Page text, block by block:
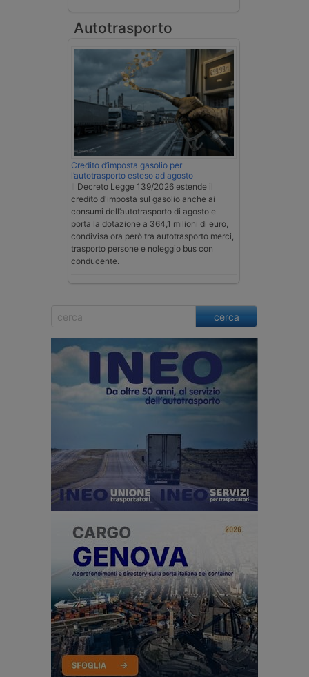
Autotrasporto
Credito d’imposta gasolio per
l’autotrasporto esteso ad agosto
Il Decreto Legge 139/2026 estende il
credito d'imposta sul gasolio anche ai
consumi dell’autotrasporto di agosto e
porta la dotazione a 364,1 milioni di euro,
condivisa ora però tra autotrasporto merci,
trasporto persone e noleggio bus con
conducente.
cerca